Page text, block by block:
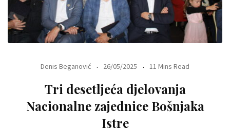
Denis Beganović 26/05/2025 11 Mins Read
Tri desetljeća djelovanja
Nacionalne zajednice Bošnjaka
Istre